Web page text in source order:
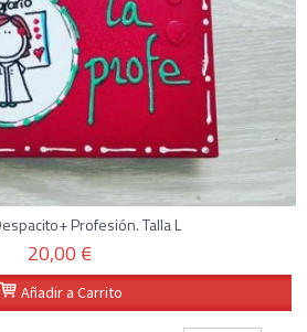
Profesión. Talla L
20,00 €
Añadir a Carrito